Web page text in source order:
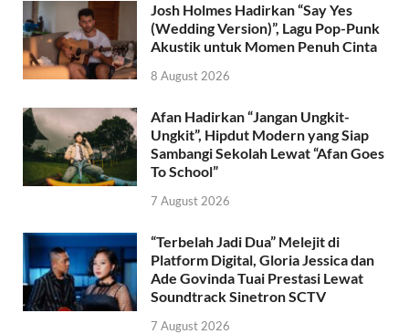
Josh Holmes Hadirkan “Say Yes
(Wedding Version)”, Lagu Pop-Punk
Akustik untuk Momen Penuh Cinta
8 August 2026
Afan Hadirkan “Jangan Ungkit-
Ungkit”, Hipdut Modern yang Siap
Sambangi Sekolah Lewat “Afan Goes
To School”
7 August 2026
“Terbelah Jadi Dua” Melejit di
Platform Digital, Gloria Jessica dan
Ade Govinda Tuai Prestasi Lewat
Soundtrack Sinetron SCTV
7 August 2026